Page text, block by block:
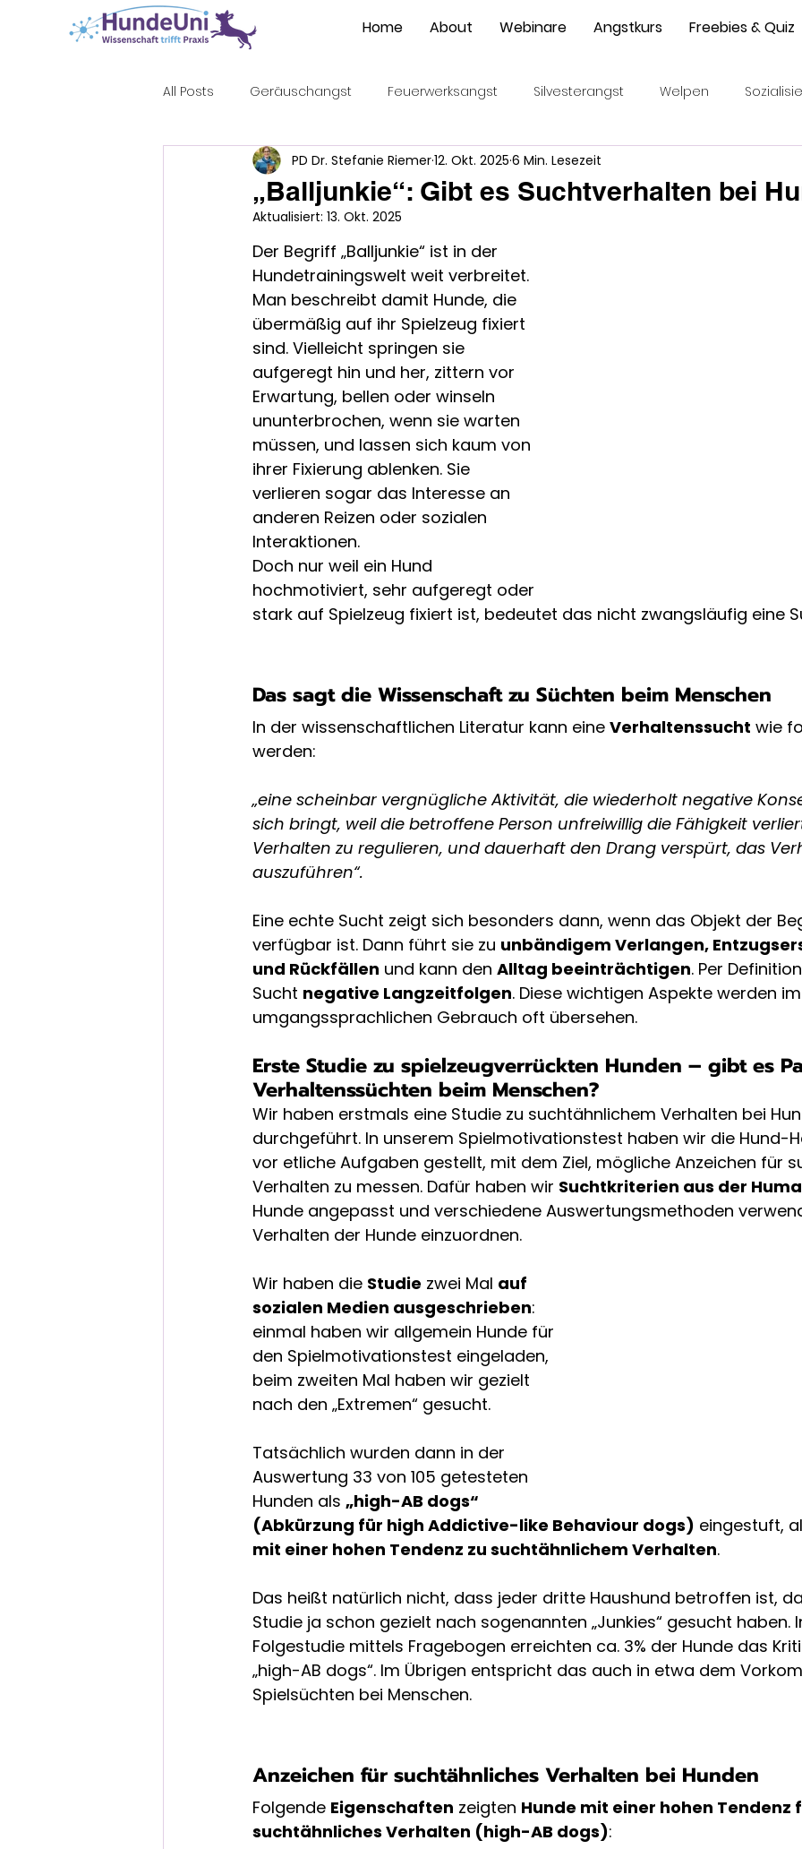
Home About Webinare Angstkurs Freebies & Quiz
All Posts Geräuschangst Feuerwerksangst Silvesterangst Welpen
Sozialisierung Abgabealter Angstphase Welpen beim Züchter
„Balljunkie“: Gibt es Suchtverhalten bei
PD Dr. Stefanie Riemer12. Okt. 2025 6 Min. Lesezeit
Aktualisiert: 13. Okt. 2025
Der Begriff „Balljunkie“ ist in der
Hundetrainingswelt weit verbreitet.
Man beschreibt damit Hunde, die
übermäßig auf ihr Spielzeug fixiert
sind. Vielleicht springen sie
aufgeregt hin und her, zittern vor
Erwartung, bellen oder winseln
ununterbrochen, wenn sie warten
müssen, und lassen sich kaum von
ihrer Fixierung ablenken. Sie
verlieren sogar das Interesse an
anderen Reizen oder sozialen
Interaktionen.
Doch nur weil ein Hund
hochmotiviert, sehr aufgeregt oder
stark auf Spielzeug fixiert ist, bedeutet das nicht zwangsläufig eine
Das sagt die Wissenschaft zu Süchten beim Menschen
In der wissenschaftlichen Literatur kann eine Verhaltenssucht wie
werden:
„eine scheinbar vergnügliche Aktivität, die wiederholt negative
sich bringt, weil die betroffene Person unfreiwillig die Fähigkeit
Verhalten zu regulieren, und dauerhaft den Drang verspürt, das
auszuführen“.
Eine echte Sucht zeigt sich besonders dann, wenn das Objekt der
verfügbar ist. Dann führt sie zu unbändigem Verlangen,
und Rückfällen und kann den Alltag beeinträchtigen. Per
Sucht negative Langzeitfolgen. Diese wichtigen Aspekte werden
umgangssprachlichen Gebrauch oft übersehen.
Erste Studie zu spielzeugverrückten Hunden – gibt es
Verhaltenssüchten beim Menschen?
Wir haben erstmals eine Studie zu suchtähnlichem Verhalten bei
durchgeführt. In unserem Spielmotivationstest haben wir die Hund-
vor etliche Aufgaben gestellt, mit dem Ziel, mögliche Anzeichen für
Verhalten zu messen. Dafür haben wir Suchtkriterien aus der
Hunde angepasst und verschiedene Auswertungsmethoden
Verhalten der Hunde einzuordnen.
Wir haben die Studie zwei Mal auf
sozialen Medien ausgeschrieben:
einmal haben wir allgemein Hunde für
den Spielmotivationstest eingeladen,
beim zweiten Mal haben wir gezielt
nach den „Extremen“ gesucht.
Tatsächlich wurden dann in der
Auswertung 33 von 105 getesteten
Hunden als „high-AB dogs“
(Abkürzung für high Addictive-like Behaviour dogs) eingestuft,
mit einer hohen Tendenz zu suchtähnlichem Verhalten.
Das heißt natürlich nicht, dass jeder dritte Haushund betroffen ist,
Studie ja schon gezielt nach sogenannten „Junkies“ gesucht haben.
Folgestudie mittels Fragebogen erreichten ca. 3% der Hunde das
„high-AB dogs“. Im Übrigen entspricht das auch in etwa dem
Spielsüchten bei Menschen.
Anzeichen für suchtähnliches Verhalten bei Hunden
Folgende Eigenschaften zeigten Hunde mit einer hohen Tendenz
suchtähnliches Verhalten (high-AB dogs):